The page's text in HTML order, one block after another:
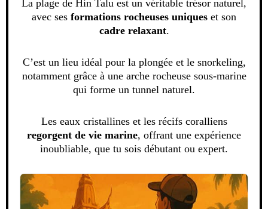
La plage de Hin Talu est un véritable trésor naturel,
avec ses formations rocheuses uniques et son
cadre relaxant.
C’est un lieu idéal pour la plongée et le snorkeling,
notamment grâce à une arche rocheuse sous-marine
qui forme un tunnel naturel.
Les eaux cristallines et les récifs coralliens
regorgent de vie marine, offrant une expérience
inoubliable, que tu sois débutant ou expert.